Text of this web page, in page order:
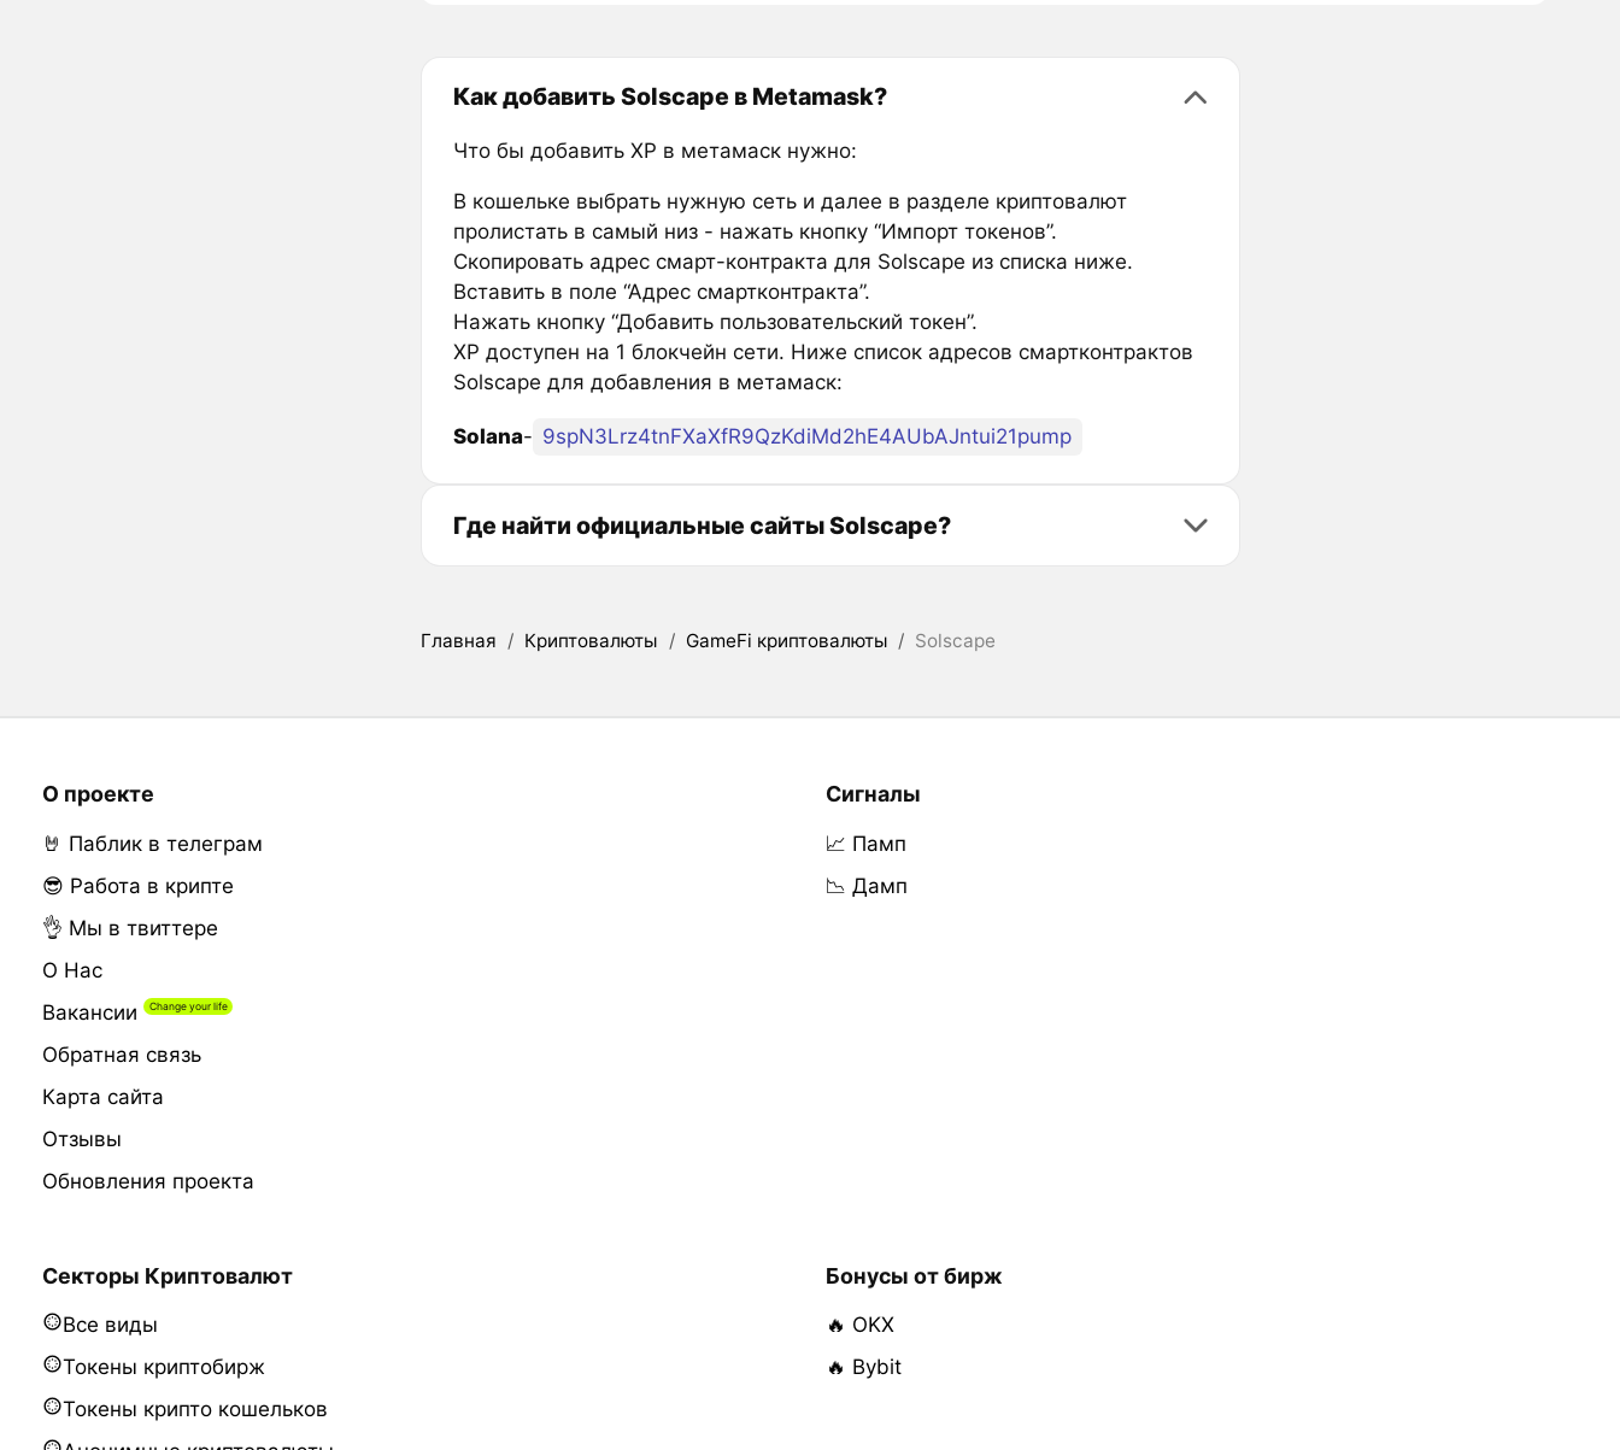
Как добавить Solscape в Metamask?
Что бы добавить XP в метамаск нужно:
В кошельке выбрать нужную сеть и далее в разделе криптовалют
пролистать в самый низ - нажать кнопку “Импорт токенов”.
Скопировать адрес смарт-контракта для Solscape из списка ниже.
Вставить в поле “Адрес смартконтракта”.
Нажать кнопку “Добавить пользовательский токен”.
XP доступен на 1 блокчейн сети. Ниже список адресов смартконтрактов
Solscape для добавления в метамаск:
Solana- 9spN3Lrz4tnFXaXfR9QzKdiMd2hE4AUbAJntui21pump
Где найти официальные сайты Solscape?
Главная / Криптовалюты / GameFi криптовалюты / Solscape
О проекте
🤘 Паблик в телеграм
😎 Работа в крипте
👌 Мы в твиттере
О Нас
Вакансии
Обратная связь
Карта сайта
Отзывы
Обновления проекта
Сигналы
📈 Памп
📉 Дамп
Секторы Криптовалют
Все виды
Токены криптобирж
Токены крипто кошельков
Бонусы от бирж
🔥 OKX
🔥 Bybit